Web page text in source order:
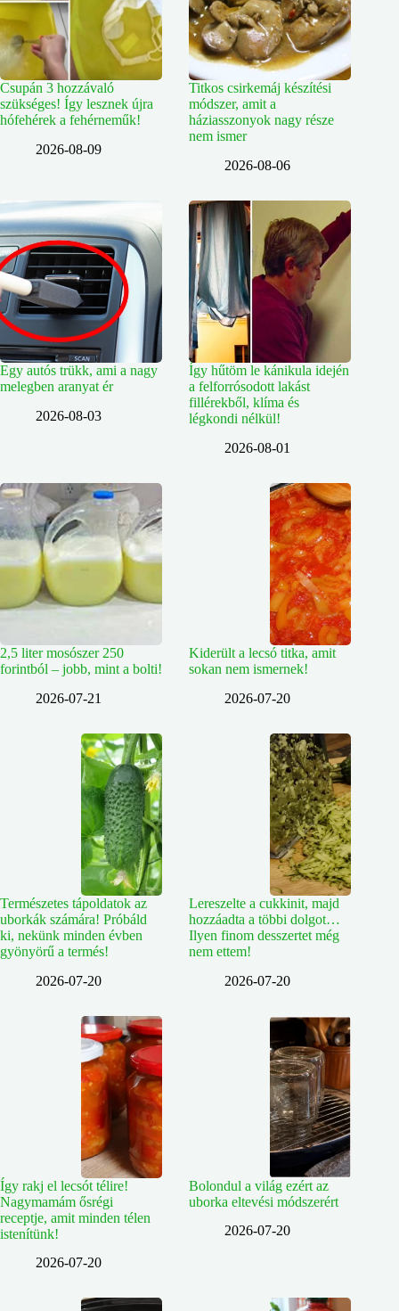
Csupán 3 hozzávaló
szükséges! Így lesznek újra
hófehérek a fehérneműk!
2026-08-09
Titkos csirkemáj készítési
módszer, amit a
háziasszonyok nagy része
nem ismer
2026-08-06
Egy autós trükk, ami a nagy
melegben aranyat ér
2026-08-03
Így hűtöm le kánikula idején
a felforrósodott lakást
fillérekből, klíma és
légkondi nélkül!
2026-08-01
2,5 liter mosószer 250
forintból – jobb, mint a bolti!
2026-07-21
Kiderült a lecsó titka, amit
sokan nem ismernek!
2026-07-20
Természetes tápoldatok az
uborkák számára! Próbáld
ki, nekünk minden évben
gyönyörű a termés!
2026-07-20
Lereszelte a cukkinit, majd
hozzáadta a többi dolgot…
Ilyen finom desszertet még
nem ettem!
2026-07-20
Így rakj el lecsót télire!
Nagymamám ősrégi
receptje, amit minden télen
istenítünk!
2026-07-20
Bolondul a világ ezért az
uborka eltevési módszerért
2026-07-20